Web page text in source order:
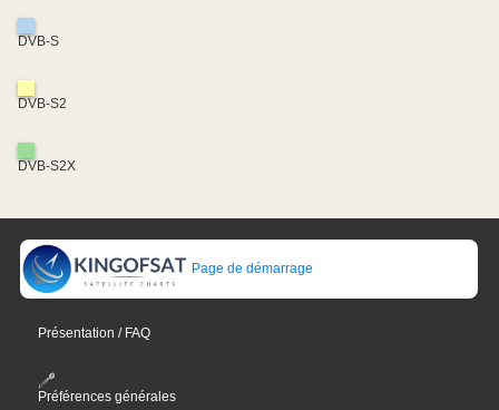
DVB-S
DVB-S2
DVB-S2X
Page de démarrage
Présentation / FAQ
Préférences générales